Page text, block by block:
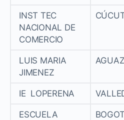
INST TEC
NACIONAL DE
COMERCIO
LUIS MARIA
JIMENEZ
IE LOPERENA
ESCUELA